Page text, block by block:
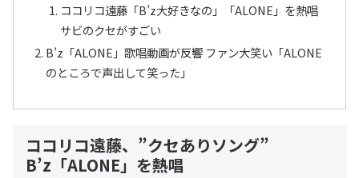
ココリコ遠藤「B’z大好きなの」「ALONE」を熱唱
サビのクセがすごい
B’z「ALONE」歌唱動画が反響 ファン大笑い「ALONE
のところで声出して笑った」
ココリコ遠藤、”クセありソング”
B’z「ALONE」を熱唱